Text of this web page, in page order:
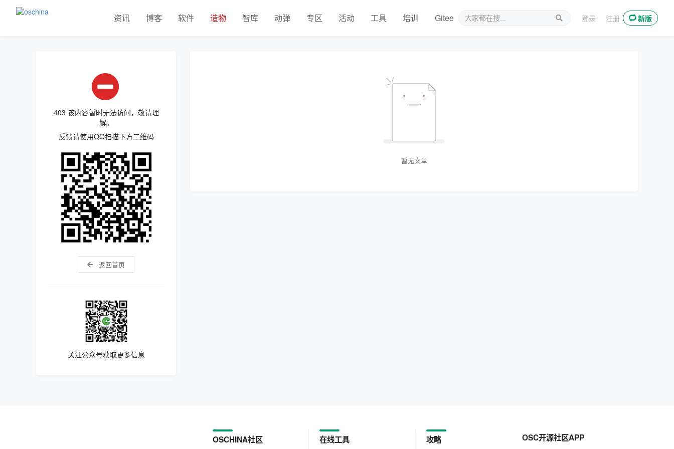
资讯 博客 软件 造物 智库 动弹 专区 活动 工具 培训 Gitee 新媒体 登录 注册 新版
403 该内容暂时无法访问，敬请理
解。
反馈请使用QQ扫描下方二维码
返回首页
关注公众号获取更多信息
暂无文章
OSCHINA社区 在线工具 攻略 OSC开源社区APP